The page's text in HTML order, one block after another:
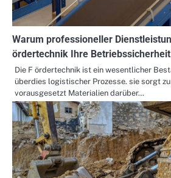
Warum professioneller
ördertechnik Ihre
Die F ördertechnik ist ein wesentlicher
überdies logistischer Prozesse. sie sorgt
vorausgesetzt Materialien darüber…